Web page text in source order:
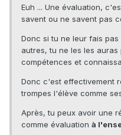
Euh ... Une évaluation,
savent ou ne savent pas
Donc si tu ne leur fais
autres, tu ne les les
compétences et
Donc c'est effectivement
trompes l'élève comme
Après, tu peux avoir une
comme évaluation à